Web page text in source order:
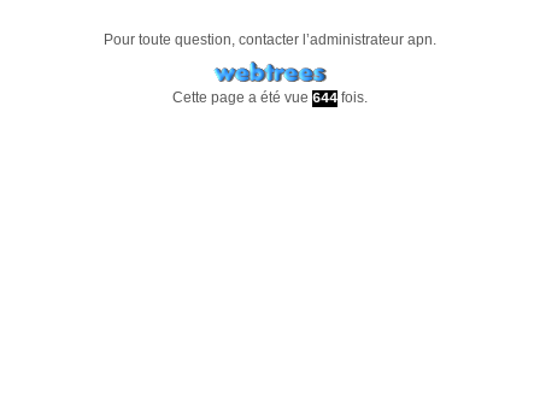
Pour toute question, contacter l’administrateur apn.
Cette page a été vue 644 fois.